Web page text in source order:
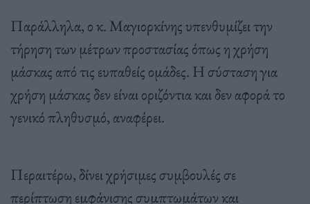
Παράλληλα, ο κ. Μαγιορκίνης υπενθυμίζει την
τήρηση των μέτρων προστασίας όπως η χρήση
μάσκας από τις ευπαθείς ομάδες. Η σύσταση για
χρήση μάσκας δεν είναι οριζόντια και δεν αφορά το
γενικό πληθυσμό, αναφέρει.
Περαιτέρω, δίνει χρήσιμες συμβουλές σε
περίπτωση εμφάνισης συμπτωμάτων και